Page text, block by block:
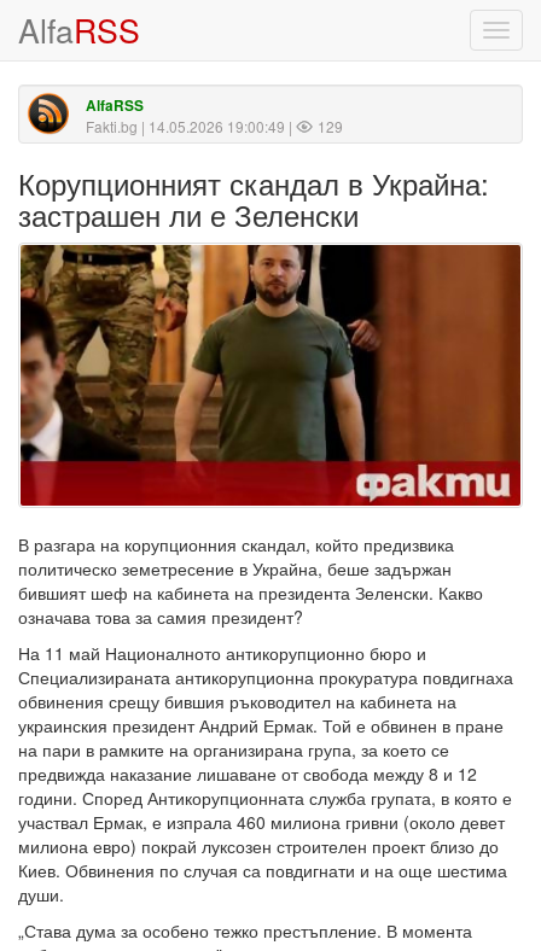
AlfaRSS
AlfaRSS
Fakti.bg | 14.05.2026 19:00:49 | 129
Корупционният скандал в Украйна:
застрашен ли е Зеленски
В разгара на корупционния скандал, който предизвика
политическо земетресение в Украйна, беше задържан
бившият шеф на кабинета на президента Зеленски. Какво
означава това за самия президент?
На 11 май Националното антикорупционно бюро и
Специализираната антикорупционна прокуратура повдигнаха
обвинения срещу бившия ръководител на кабинета на
украинския президент Андрий Ермак. Той е обвинен в пране
на пари в рамките на организирана група, за което се
предвижда наказание лишаване от свобода между 8 и 12
години. Според Антикорупционната служба групата, в която е
участвал Ермак, е изпрала 460 милиона гривни (около девет
милиона евро) покрай луксозен строителен проект близо до
Киев. Обвинения по случая са повдигнати и на още шестима
души.
„Става дума за особено тежко престъпление. В момента